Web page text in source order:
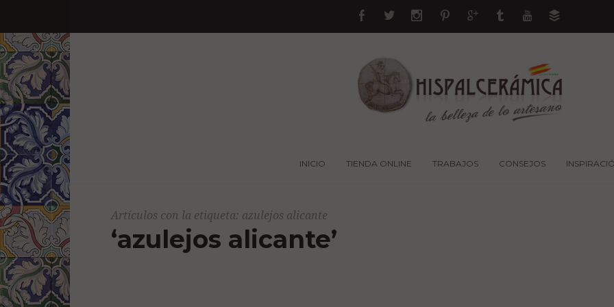
INICIO TIENDA ONLINE TRABAJOS CONSEJOS
Artículos con la etiqueta: azulejos alicante
‘azulejos alicante’